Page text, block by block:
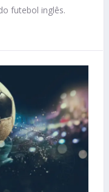
futebol inglês.